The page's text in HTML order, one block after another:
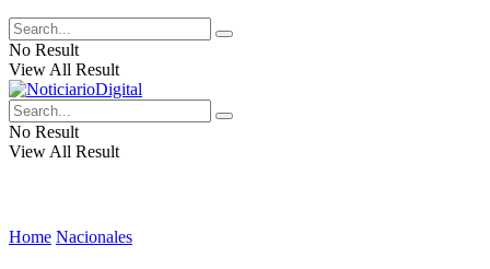
No Result
View All Result
No Result
View All Result
Home Nacionales